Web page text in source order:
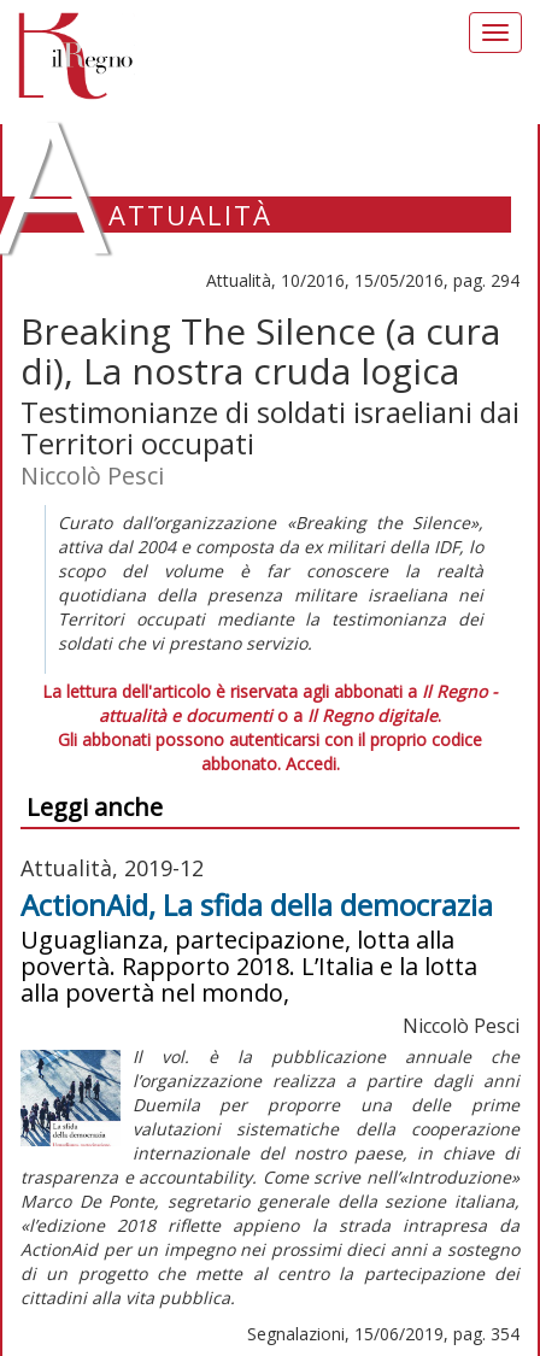
ATTUALITÀ
Attualità, 10/2016, 15/05/2016, pag. 294
Breaking The Silence (a cura
di), La nostra cruda logica
Testimonianze di soldati israeliani dai
Territori occupati
Niccolò Pesci
Curato dall’organizzazione «Breaking the Silence»,
attiva dal 2004 e composta da ex militari della IDF, lo
scopo del volume è far conoscere la realtà
quotidiana della presenza militare israeliana nei
Territori occupati mediante la testimonianza dei
soldati che vi prestano servizio.
La lettura dell'articolo è riservata agli abbonati a Il Regno -
attualità e documentio a Il Regno digitale.
Gli abbonati possono autenticarsi con il proprio codice
abbonato. Accedi.
Leggi anche
Attualità, 2019-12
ActionAid, La sfida della democrazia
Uguaglianza, partecipazione, lotta alla
povertà. Rapporto 2018. L’Italia e la lotta
alla povertà nel mondo,
Niccolò Pesci
Il vol. è la pubblicazione annuale che
l’organizzazione realizza a partire dagli anni
Duemila per proporre una delle prime
valutazioni sistematiche della cooperazione
internazionale del nostro paese, in chiave di
trasparenza e accountability. Come scrive nell’«Introduzione»
Marco De Ponte, segretario generale della sezione italiana,
«l’edizione 2018 riflette appieno la strada intrapresa da
ActionAid per un impegno nei prossimi dieci anni a sostegno
di un progetto che mette al centro la partecipazione dei
cittadini alla vita pubblica.
Segnalazioni, 15/06/2019, pag. 354